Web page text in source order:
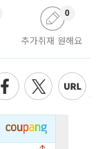
추가취재 원해요
0